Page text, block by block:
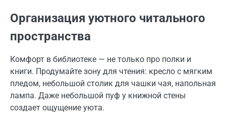
Организация уютного читального
пространства
Комфорт в библиотеке — не только про полки и
книги. Продумайте зону для чтения: кресло с мягким
пледом, небольшой столик для чашки чая, напольная
лампа. Даже небольшой пуф у книжной стены
создает ощущение уюта.